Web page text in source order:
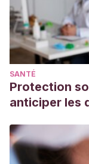
SANTÉ
Protection
anticiper les